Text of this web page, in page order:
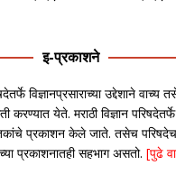
इ-प्रकाशने
विज्ञानप्रसाराच्या उद्देशाने वाच्य
करण्यात येते. मराठी विज्ञान परिषदेतर्फे
प्रकाशन केले जाते. तसेच
प्रकाशनातही सहभाग असतो. [पुढे